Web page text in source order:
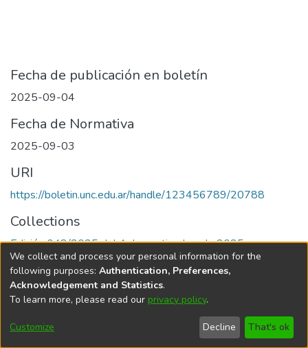
Fecha de publicación en boletín
2025-09-04
Fecha de Normativa
2025-09-03
URI
https://boletin.unc.edu.ar/handle/123456789/20788
Collections
Edición 048/2025 del 4 de septiembre de 2025
Universidad Nacional de Córdoba
We collect and process your personal information for the
following purposes: Authentication, Preferences,
Acknowledgement and Statistics.
To learn more, please read our privacy policy.
Customize Decline That's ok